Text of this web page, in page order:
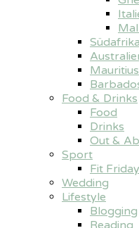
Südafrika
Mauritius
Food & Drinks
Food
Drinks
Out &
Sport
Fit Friday
Wedding
Lifestyle
Blogging
Reading